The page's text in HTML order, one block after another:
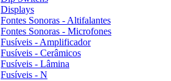
Displays
Fontes Sonoras - Altifalantes
Fontes Sonoras - Microfones
Fusíveis - Amplificador
Fusíveis - Cerâmicos
Fusíveis - Lâmina
Fusíveis - N